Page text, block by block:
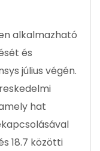
alkalmazható
és
július végén.
hat
18.7 közötti